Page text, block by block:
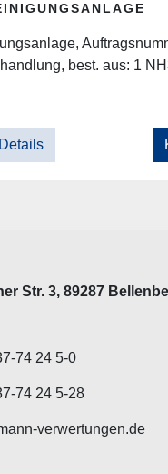
best. aus: 1
Str. 3, 89287
74 24 5-0
74 24 5-28
verwertungen.de